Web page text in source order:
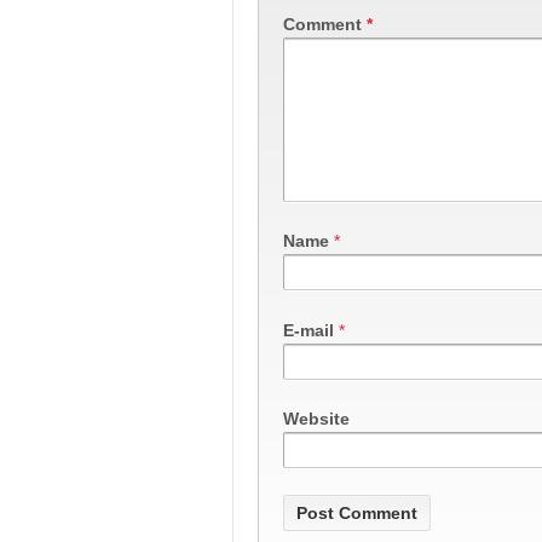
Comment *
Name *
E-mail *
Website